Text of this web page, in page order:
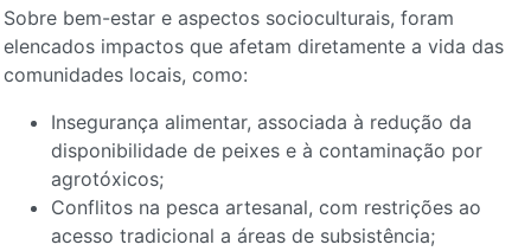
Sobre bem-estar e aspectos socioculturais, foram
elencados impactos que afetam diretamente a vida das
comunidades locais, como:
Insegurança alimentar, associada à redução da
disponibilidade de peixes e à contaminação por
agrotóxicos;
Conflitos na pesca artesanal, com restrições ao
acesso tradicional a áreas de subsistência;